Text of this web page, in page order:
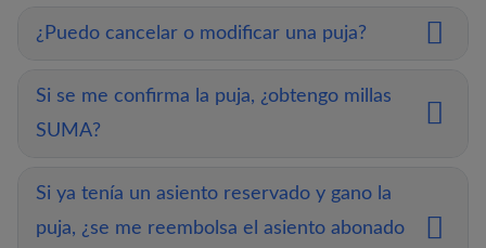
¿Puedo cancelar o modificar una puja?
Si se me confirma la puja, ¿obtengo millas
SUMA?
Si ya tenía un asiento reservado y gano la
puja, ¿se me reembolsa el asiento abonado